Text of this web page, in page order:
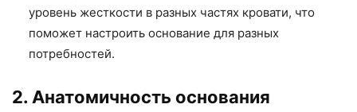
уровень жесткости в разных частях кровати, что
поможет настроить основание для разных
потребностей.
2. Анатомичность основания